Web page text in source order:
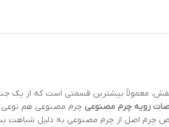
معمولاً بیشترین قسمتی است که از
رویه چرم مصنوعی چرم مصنوعی هم نوعی
چرم اصل از چرم مصنوعی به دلیل شباهت